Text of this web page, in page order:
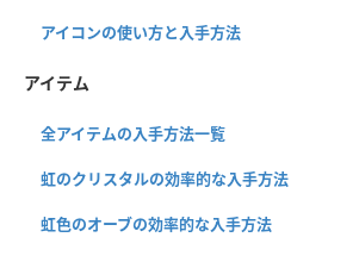
アイコンの使い方と入手方法
アイテム
全アイテムの入手方法一覧
虹のクリスタルの効率的な入手方法
虹色のオーブの効率的な入手方法